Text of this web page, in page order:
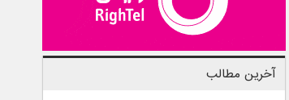
آخرین مطالب